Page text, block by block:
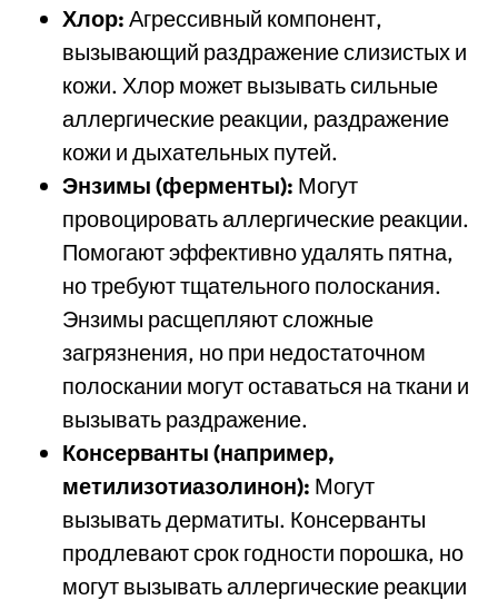
Хлор: Агрессивный компонент,
вызывающий раздражение слизистых и
кожи. Хлор может вызывать сильные
аллергические реакции, раздражение
кожи и дыхательных путей.
Энзимы (ферменты): Могут
провоцировать аллергические реакции.
Помогают эффективно удалять пятна,
но требуют тщательного полоскания.
Энзимы расщепляют сложные
загрязнения, но при недостаточном
полоскании могут оставаться на ткани и
вызывать раздражение.
Консерванты (например,
метилизотиазолинон): Могут
вызывать дерматиты. Консерванты
продлевают срок годности порошка, но
могут вызывать аллергические реакции